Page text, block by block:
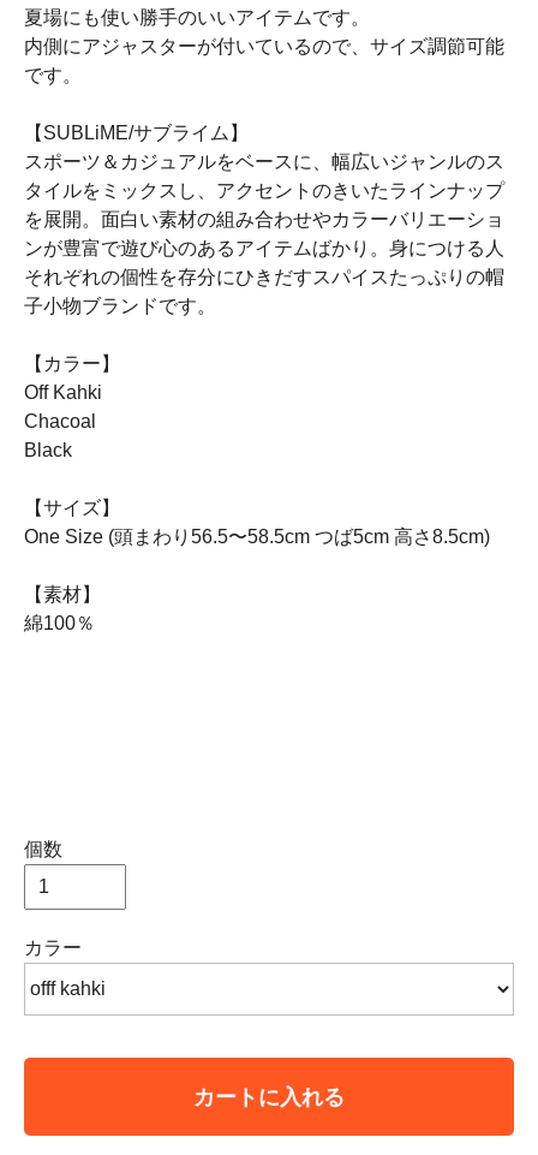
夏場にも使い勝手のいいアイテムです。
内側にアジャスターが付いているので、サイズ調節可能
です。
【SUBLiME/サブライム】
スポーツ＆カジュアルをベースに、幅広いジャンルのス
タイルをミックスし、アクセントのきいたラインナップ
を展開。面白い素材の組み合わせやカラーバリエーショ
ンが豊富で遊び心のあるアイテムばかり。身につける人
それぞれの個性を存分にひきだすスパイスたっぷりの帽
子小物ブランドです。
【カラー】
Off Kahki
Chacoal
Black
【サイズ】
One Size (頭まわり56.5〜58.5cm つば5cm 高さ8.5cm)
【素材】
綿100％
個数
カラー
カートに入れる